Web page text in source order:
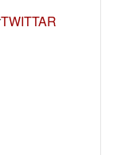
TWITTAR